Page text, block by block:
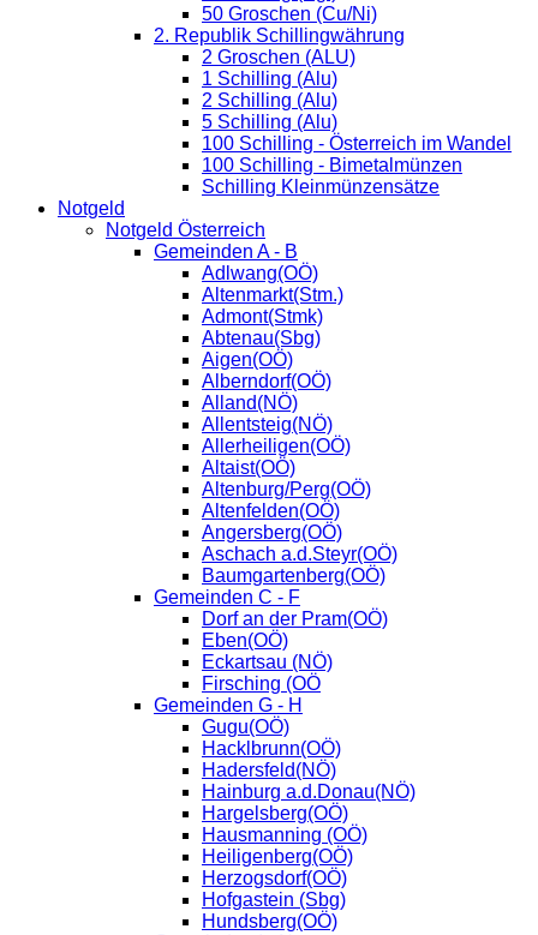
50 Groschen (Cu/Ni)
2. Republik Schillingwährung
2 Groschen (ALU)
1 Schilling (Alu)
2 Schilling (Alu)
5 Schilling (Alu)
100 Schilling - Österreich im Wandel
100 Schilling - Bimetalmünzen
Schilling Kleinmünzensätze
Notgeld
Notgeld Österreich
Gemeinden A - B
Adlwang(OÖ)
Altenmarkt(Stm.)
Admont(Stmk)
Abtenau(Sbg)
Aigen(OÖ)
Alberndorf(OÖ)
Alland(NÖ)
Allentsteig(NÖ)
Allerheiligen(OÖ)
Altaist(OÖ)
Altenburg/Perg(OÖ)
Altenfelden(OÖ)
Angersberg(OÖ)
Aschach a.d.Steyr(OÖ)
Baumgartenberg(OÖ)
Gemeinden C - F
Dorf an der Pram(OÖ)
Eben(OÖ)
Eckartsau (NÖ)
Firsching (OÖ
Gemeinden G - H
Gugu(OÖ)
Hacklbrunn(OÖ)
Hadersfeld(NÖ)
Hainburg a.d.Donau(NÖ)
Hargelsberg(OÖ)
Hausmanning (OÖ)
Heiligenberg(OÖ)
Herzogsdorf(OÖ)
Hofgastein (Sbg)
Hundsberg(OÖ)